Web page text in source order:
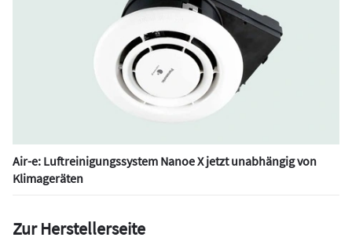
Air-e: Luftreinigungssystem Nanoe X jetzt unabhängig von
Klimageräten
Zur Herstellerseite